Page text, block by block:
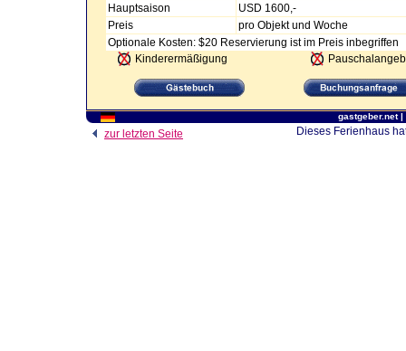
Hauptsaison
USD 1600,-
Preis
pro Objekt und Woche
Optionale Kosten: $20 Reservierung ist im Preis inbegriffen
Kinderermäßigung
gastgeber.net|
zur letzten Seite Dieses Ferienhaus